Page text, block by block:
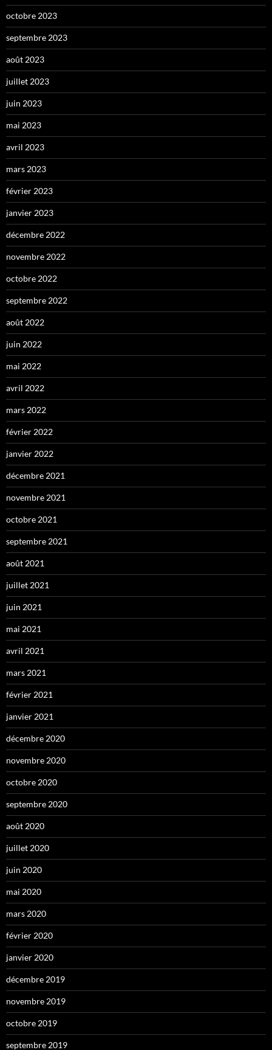
octobre 2023
septembre 2023
août 2023
juillet 2023
juin 2023
mai 2023
avril 2023
mars 2023
février 2023
janvier 2023
décembre 2022
novembre 2022
octobre 2022
septembre 2022
août 2022
juin 2022
mai 2022
avril 2022
mars 2022
février 2022
janvier 2022
décembre 2021
novembre 2021
octobre 2021
septembre 2021
août 2021
juillet 2021
juin 2021
mai 2021
avril 2021
mars 2021
février 2021
janvier 2021
décembre 2020
novembre 2020
octobre 2020
septembre 2020
août 2020
juillet 2020
juin 2020
mai 2020
mars 2020
février 2020
janvier 2020
décembre 2019
novembre 2019
octobre 2019
septembre 2019